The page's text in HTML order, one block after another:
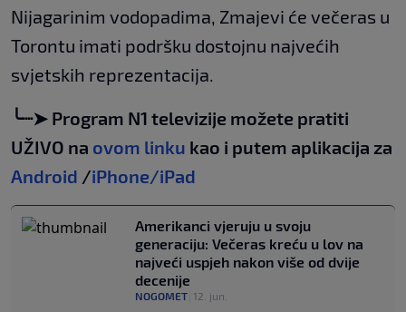
Nijagarinim vodopadima, Zmajevi će večeras u
Torontu imati podršku dostojnu najvećih
svjetskih reprezentacija.
╰┈➤ Program N1 televizije možete pratiti
UŽIVO na ovom linku kao i putem aplikacija za
Android /iPhone/iPad
Amerikanci vjeruju u svoju
generaciju: Večeras kreću u lov na
najveći uspjeh nakon više od dvije
decenije
NOGOMET 12. jun.